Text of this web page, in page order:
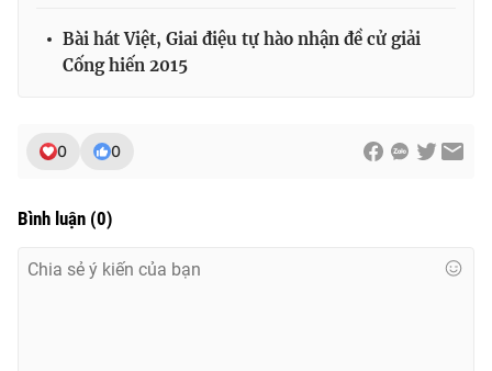
Giấy phép hoạt động báo in và báo điện tử số 483/GP-BTTTT
cấp ngày 29/12/2023
Nguyễn Trọng Ninh
toasoan@vtv.vn
Liên hệ quảng cáo:024-7300.7108
Bài hát Việt, Giai điệu tự hào nhận đề cử giải
Cống hiến 2015
0 0
Bình luận (0)